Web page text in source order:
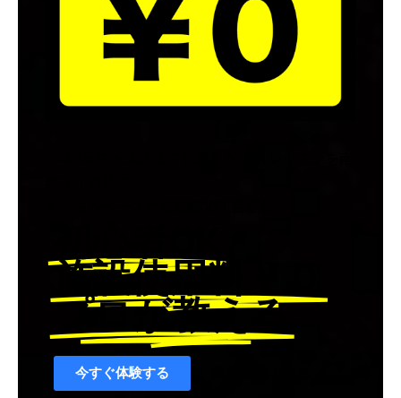
施設使用料￥０
プロが教える
今すぐ体験する